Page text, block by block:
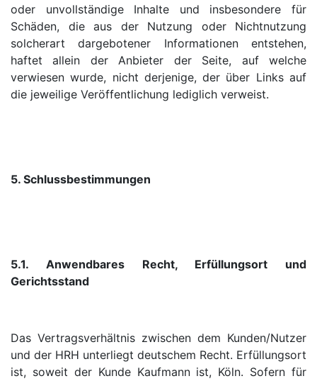
oder unvollständige Inhalte und insbesondere für
Schäden, die aus der Nutzung oder Nichtnutzung
solcherart dargebotener Informationen entstehen,
haftet allein der Anbieter der Seite, auf welche
verwiesen wurde, nicht derjenige, der über Links auf
die jeweilige Veröffentlichung lediglich verweist.
5. Schlussbestimmungen
5.1. Anwendbares Recht, Erfüllungsort und
Gerichtsstand
Das Vertragsverhältnis zwischen dem Kunden/Nutzer
und der HRH unterliegt deutschem Recht. Erfüllungsort
ist, soweit der Kunde Kaufmann ist, Köln. Sofern für